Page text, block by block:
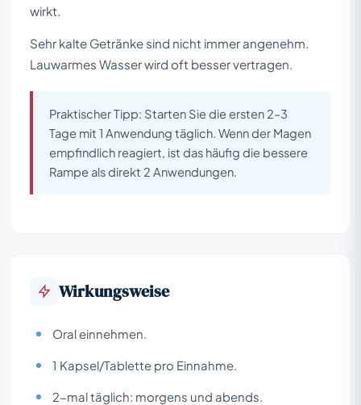
wirkt.
Sehr kalte Getränke sind nicht immer angenehm.
Lauwarmes Wasser wird oft besser vertragen.
Praktischer Tipp: Starten Sie die ersten 2–3
Tage mit 1 Anwendung täglich. Wenn der Magen
empfindlich reagiert, ist das häufig die bessere
Rampe als direkt 2 Anwendungen.
Wirkungsweise
Oral einnehmen.
1 Kapsel/Tablette pro Einnahme.
2-mal täglich: morgens und abends.